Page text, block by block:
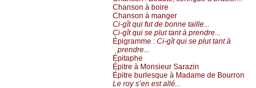
Chanson à boire
Chanson à manger
Ci-gît qui fut de bonne taille...
Ci-gît qui se plut tant à prendre...
Épigramme : Ci-gît qui se plut tant à
prendre...
Épitaphe
Épitre à Monsieur Sarazin
Épitre burlesque à Madame de Bourron
Le roy s’en est allé...